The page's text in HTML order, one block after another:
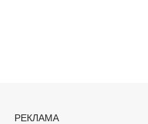
РЕКЛАМА